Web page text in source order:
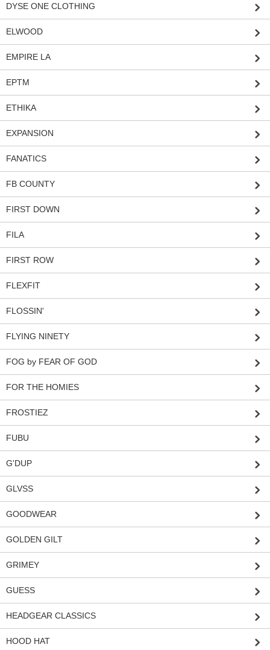
DYSE ONE CLOTHING
ELWOOD
EMPIRE LA
EPTM
ETHIKA
EXPANSION
FANATICS
FB COUNTY
FIRST DOWN
FILA
FIRST ROW
FLEXFIT
FLOSSIN'
FLYING NINETY
FOG by FEAR OF GOD
FOR THE HOMIES
FROSTIEZ
FUBU
G'DUP
GLVSS
GOODWEAR
GOLDEN GILT
GRIMEY
GUESS
HEADGEAR CLASSICS
HOOD HAT